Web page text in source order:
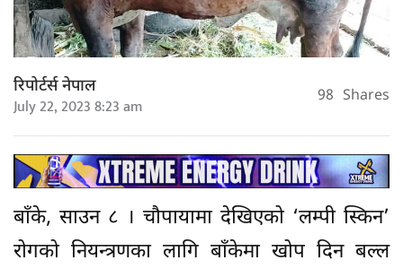
रिपोर्टर्स नेपाल
July 22, 2023 8:23 am 98 Shares
बाँके, साउन ८ । चौपायामा देखिएको ‘लम्पी स्किन’
रोगको नियन्त्रणका लागि बाँकेमा खोप दिन बल्ल